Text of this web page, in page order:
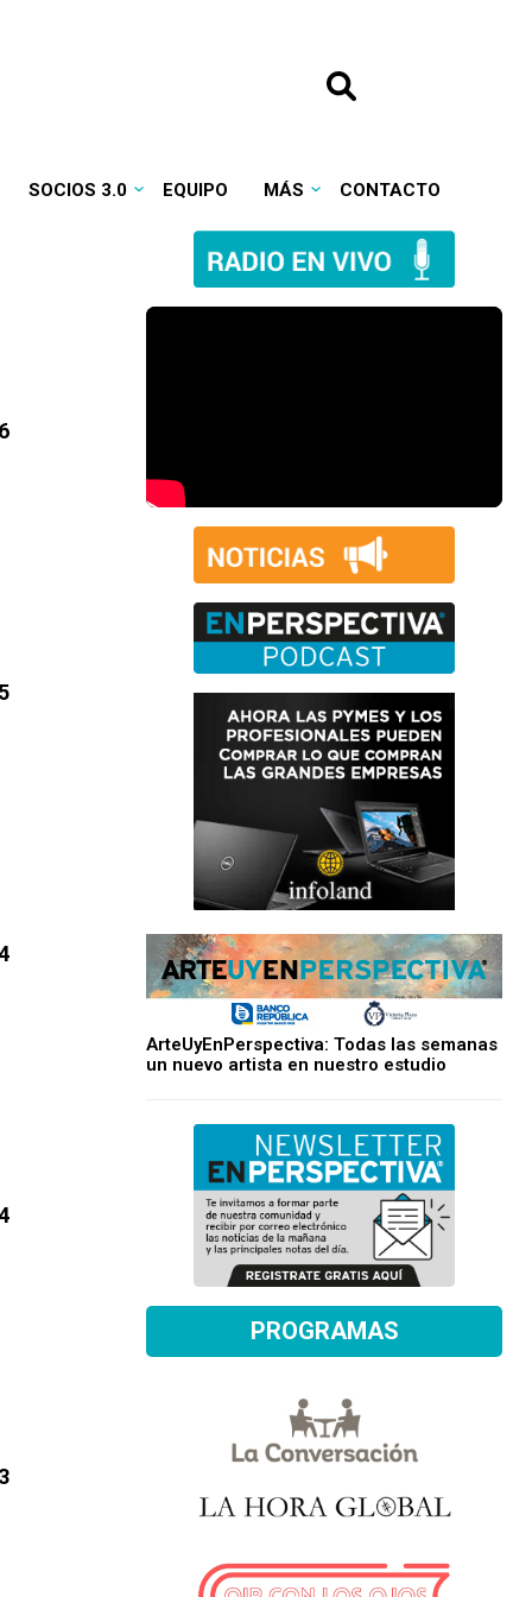
SOCIOS 3.0 EQUIPO MÁS CONTACTO
ArteUyEnPerspectiva: Todas las semanas
un nuevo artista en nuestro estudio
PROGRAMAS